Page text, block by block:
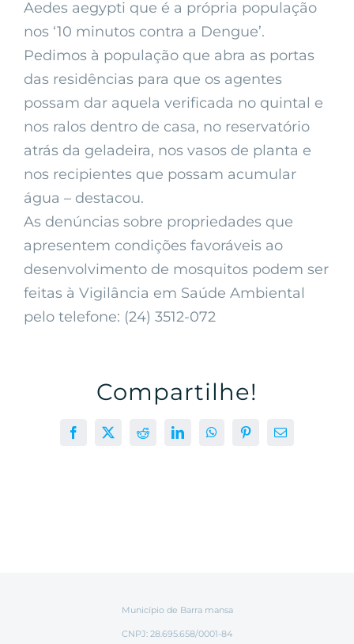
Aedes aegypti que é a própria população
nos ‘10 minutos contra a Dengue’.
Pedimos à população que abra as portas
das residências para que os agentes
possam dar aquela verificada no quintal e
nos ralos dentro de casa, no reservatório
atrás da geladeira, nos vasos de planta e
nos recipientes que possam acumular
água – destacou.
As denúncias sobre propriedades que
apresentem condições favoráveis ao
desenvolvimento de mosquitos podem ser
feitas à Vigilância em Saúde Ambiental
pelo telefone: (24) 3512-072
Compartilhe!
Facebook
X RedditLinkedInWhatsAppPinterest
E-
Município de Barra mansa
CNPJ: 28.695.658/0001-84